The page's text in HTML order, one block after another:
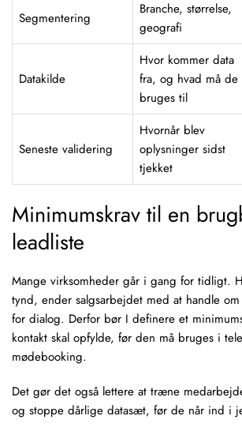
Segmentering
Branche, størrelse,
geografi
Datakilde
Hvor kommer data
fra, og hvad må de
bruges til
Seneste validering
Hvornår blev
oplysninger sidst
tjekket
Minimumskrav til en
leadliste
Mange virksomheder går i gang for tidligt.
tynd, ender salgsarbejdet med at handle
for dialog. Derfor bør I definere et
kontakt skal opfylde, før den må bruges i
mødebooking.
Det gør det også lettere at træne
og stoppe dårlige datasæt, før de når ind i